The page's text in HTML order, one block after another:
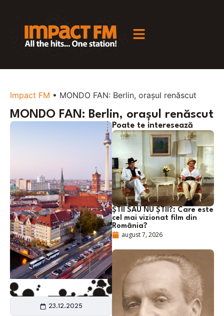
Impact FM • MONDO FAN: Berlin, orașul renăscut
MONDO FAN: Berlin, orașul renăscut
23.12.2025
Poate te interesează
ȘTII SAU NU ȘTII?: Care este
cel mai vizionat film din
România?
august 7, 2026